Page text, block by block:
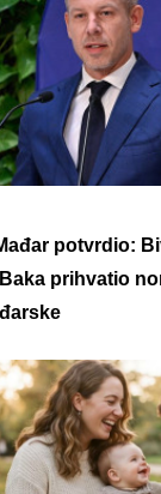
potvrdio:
prihvatio